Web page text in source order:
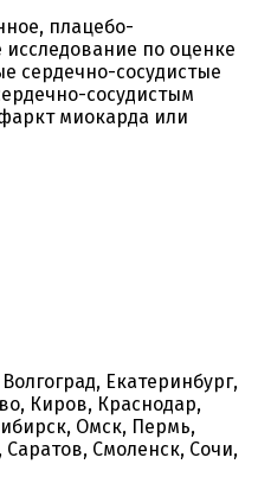
плацебо-
по оценке
сердечно-сосудистые
сосудистым
миокарда или
Екатеринбург,
Киров, Краснодар,
Омск, Пермь,
Смоленск, Сочи,